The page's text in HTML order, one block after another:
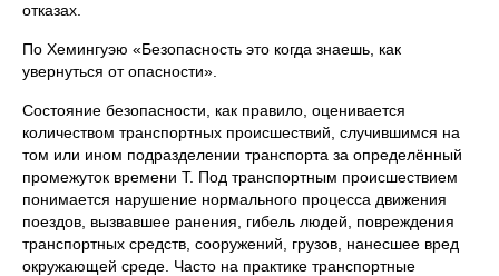
отказах.
По Хемингуэю «Безопасность это когда знаешь, как
увернуться от опасности».
Состояние безопасности, как правило, оценивается
количеством транспортных происшествий, случившимся на
том или ином подразделении транспорта за определённый
промежуток времени Т. Под транспортным происшествием
понимается нарушение нормального процесса движения
поездов, вызвавшее ранения, гибель людей, повреждения
транспортных средств, сооружений, грузов, нанесшее вред
окружающей среде. Часто на практике транспортные